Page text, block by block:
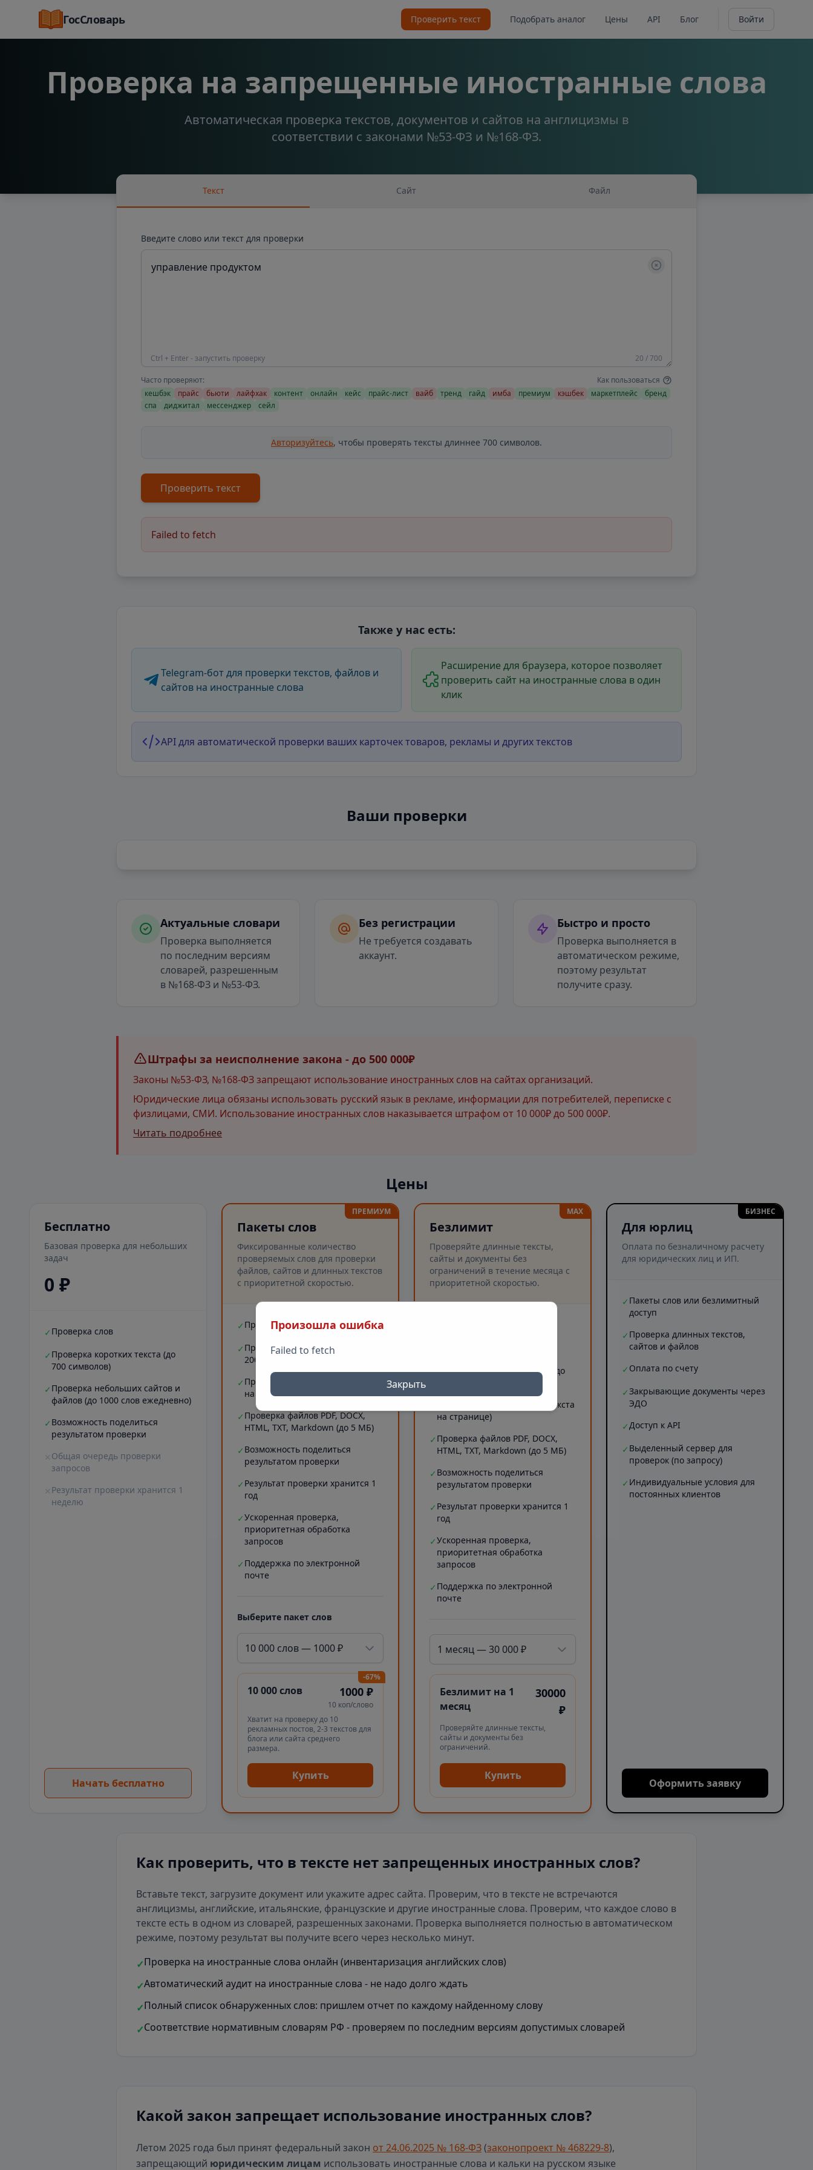
ГосСловарь Проверить текст Подобрать аналог Цены API Блог Войти
Проверка на запрещенные иностранные слова
Автоматическая проверка текстов, документов и сайтов на англицизмы в
соответствии с законами №53-ФЗ и №168-ФЗ.
Текст Сайт Файл
Введите слово или текст для проверки
Ctrl + Enter - запустить проверку 20 / 700
Часто проверяют:
Как пользоваться
кешбэк
прайс бьюти лайфхак контент онлайн кейс прайс-лист вайб тренд гайд имба премиум кэшбек маркетплейс
бренд
спа
диджитал мессенджер сейл
Авторизуйтесь, чтобы проверять тексты длиннее 700 символов.
Проверить текст
Failed to fetch
Также у нас есть:
Telegram-бот для проверки текстов, файлов и
сайтов на иностранные слова
Расширение для браузера, которое позволяет
проверить сайт на иностранные слова в один
клик
API для автоматической проверки ваших карточек товаров, рекламы и других текстов
Ваши проверки
Актуальные словари
Проверка выполняется
по последним версиям
словарей, разрешенным
в №168-ФЗ и №53-ФЗ.
Без регистрации
Не требуется создавать
аккаунт.
Быстро и просто
Проверка выполняется в
автоматическом режиме,
поэтому результат
получите сразу.
Штрафы за неисполнение закона - до 500 000₽
Законы №53-ФЗ, №168-ФЗ запрещают использование иностранных слов на сайтах организаций.
Юридические лица обязаны использовать русский язык в рекламе, информации для потребителей, переписке с
физлицами, СМИ. Использование иностранных слов наказывается штрафом от 10 000₽ до 500 000₽.
Читать подробнее
Цены
Бесплатно
Базовая проверка для небольших
задач
0 ₽
✓ Проверка слов
✓ Проверка коротких текста (до
700 символов)
✓ Проверка небольших сайтов и
файлов (до 1000 слов ежедневно)
✓ Возможность поделиться
результатом проверки
✕ Общая очередь проверки
запросов
✕ Результат проверки хранится 1
неделю
Начать бесплатно
ПРЕМИУМ
Пакеты слов
Фиксированные количество
проверяемых слов для проверки
файлов, сайтов и длинных текстов
с приоритетной скоростью.
✓ Проверка слов
✓ Проверка длинных текстов (до
20000 символов)
✓ Проверка сайтов (до 5 МБ текста
на странице)
✓ Проверка файлов PDF, DOCX,
HTML, TXT, Markdown (до 5 МБ)
✓ Возможность поделиться
результатом проверки
✓ Результат проверки хранится 1
год
✓Ускоренная проверка,
приоритетная обработка
запросов
✓ Поддержка по электронной
почте
Выберите пакет слов
10 000 слов — 1000 ₽
-67%
10 000 слов 1000 ₽
10 коп/слово
Хватит на проверку до 10
рекламных постов, 2-3 текстов для
блога или сайта среднего
размера.
Купить
MAX
Безлимит
Проверяйте длинные тексты,
сайты и документы без
ограничений в течение месяца с
приоритетной скоростью.
✓Проверка длинных текстов (до
Проверка сайтов (до 5 МБ текста
на странице)
✓ Проверка файлов PDF, DOCX,
HTML, TXT, Markdown (до 5 МБ)
✓ Возможность поделиться
результатом проверки
✓ Результат проверки хранится 1
год
✓Ускоренная проверка,
приоритетная обработка
запросов
✓ Поддержка по электронной
почте
1 месяц — 30 000 ₽
Безлимит на 1
месяц
30000
₽
Проверяйте длинные тексты,
сайты и документы без
ограничений.
Купить
БИЗНЕС
Для юрлиц
Оплата по безналичному расчету
для юридических лиц и ИП.
✓ Пакеты слов или безлимитный
доступ
✓ Проверка длинных текстов,
сайтов и файлов
✓ Оплата по счету
✓Закрывающие документы через
ЭДО
✓Доступ к API
✓ Выделенный сервер для
проверок (по запросу)
✓ Индивидуальные условия для
постоянных клиентов
Оформить заявку
Как проверить, что в тексте нет запрещенных иностранных слов?
Вставьте текст, загрузите документ или укажите адрес сайта. Проверим, что в тексте не встречаются
англицизмы, английские, итальянские, французские и другие иностранные слова. Проверим, что каждое слово в
тексте есть в одном из словарей, разрешенных законами. Проверка выполняется полностью в автоматическом
режиме, поэтому результат вы получите всего через несколько минут.
✓Проверка на иностранные слова онлайн (инвентаризация английских слов)
✓Автоматический аудит на иностранные слова - не надо долго ждать
✓Полный список обнаруженных слов: пришлем отчет по каждому найденному слову
✓Соответствие нормативным словарям РФ - проверяем по последним версиям допустимых словарей
Какой закон запрещает использование иностранных слов?
Летом 2025 года был принят федеральный закон от 24.06.2025 № 168-ФЗ(законопроект № 468229-8),
запрещающий юридическим лицам использовать иностранные слова и кальки на русском языке
Произошла ошибка
Failed to fetch
Закрыть